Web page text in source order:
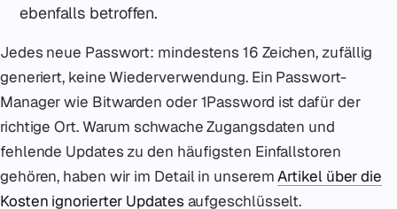
ebenfalls betroffen.
Jedes neue Passwort: mindestens 16 Zeichen, zufällig
generiert, keine Wiederverwendung. Ein Passwort-
Manager wie Bitwarden oder 1Password ist dafür der
richtige Ort. Warum schwache Zugangsdaten und
fehlende Updates zu den häufigsten Einfallstoren
gehören, haben wir im Detail in unseremArtikel über die
Kosten ignorierter Updatesaufgeschlüsselt.